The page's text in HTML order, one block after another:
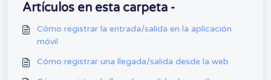
Artículos en esta carpeta -
Cómo registrar la entrada/salida en la aplicación
móvil
Cómo registrar una llegada/salida desde la web